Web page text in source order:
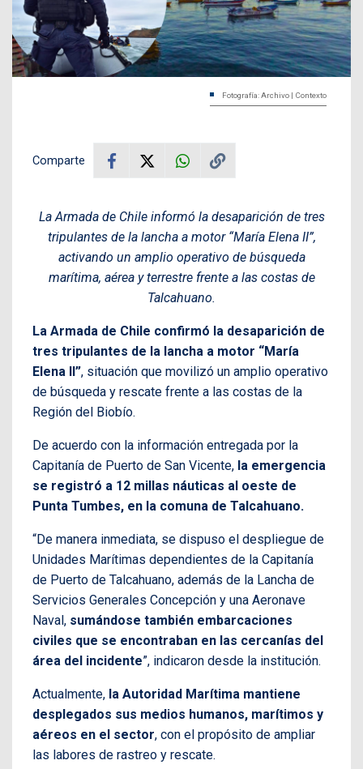
Fotografía: Archivo | Contexto
Comparte
La Armada de Chile informó la desaparición de tres
tripulantes de la lancha a motor “María Elena II”,
activando un amplio operativo de búsqueda
marítima, aérea y terrestre frente a las costas de
Talcahuano.
La Armada de Chile confirmó la desaparición de
tres tripulantes de la lancha a motor “María
Elena II”, situación que movilizó un amplio operativo
de búsqueda y rescate frente a las costas de la
Región del Biobío.
De acuerdo con la información entregada por la
Capitanía de Puerto de San Vicente, la emergencia
se registró a 12 millas náuticas al oeste de
Punta Tumbes, en la comuna de Talcahuano.
“De manera inmediata, se dispuso el despliegue de
Unidades Marítimas dependientes de la Capitanía
de Puerto de Talcahuano, además de la Lancha de
Servicios Generales Concepción y una Aeronave
Naval, sumándose también embarcaciones
civiles que se encontraban en las cercanías del
área del incidente”, indicaron desde la institución.
Actualmente, la Autoridad Marítima mantiene
desplegados sus medios humanos, marítimos y
aéreos en el sector, con el propósito de ampliar
las labores de rastreo y rescate.